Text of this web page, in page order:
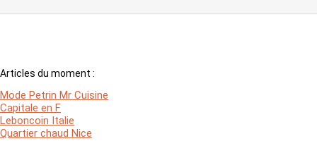
Articles du moment :
Mode Petrin Mr Cuisine
Capitale en F
Leboncoin Italie
Quartier chaud Nice